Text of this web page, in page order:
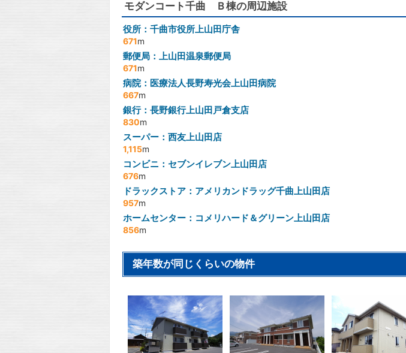
モダンコート千曲 Ｂ棟の周辺施設
役所：千曲市役所上山田庁舎
671m
郵便局：上山田温泉郵便局
671m
病院：医療法人長野寿光会上山田病院
667m
銀行：長野銀行上山田戸倉支店
830m
スーパー：西友上山田店
1,115m
コンビニ：セブンイレブン上山田店
676m
ドラックストア：アメリカンドラッグ千曲上山田店
957m
ホームセンター：コメリハード＆グリーン上山田店
856m
築年数が同じくらいの物件
2 2